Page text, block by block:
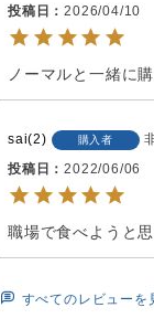
投稿日
2026/04/10
ノーマルと一緒に
sai 2 購入者
投稿日
2022/06/06
職場で食べようと
すべてのレビューを